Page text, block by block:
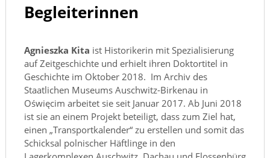
Begleiterinnen
Agnieszka Kita ist Historikerin mit Spezialisierung
auf Zeitgeschichte und erhielt ihren Doktortitel in
Geschichte im Oktober 2018. Im Archiv des
Staatlichen Museums Auschwitz-Birkenau in
Oświęcim arbeitet sie seit Januar 2017. Ab Juni 2018
ist sie an einem Projekt beteiligt, dass zum Ziel hat,
einen „Transportkalender“ zu erstellen und somit das
Schicksal polnischer Häftlinge in den